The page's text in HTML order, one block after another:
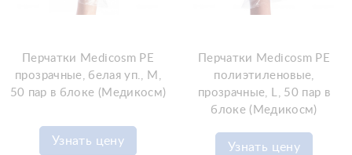
Перчатки Medicosm PE
прозрачные, белая уп., M,
50 пар в блоке (Медикосм)
Узнать цену
Перчатки Medicosm PE
полиэтиленовые,
прозрачные, L, 50 пар в
блоке (Медикосм)
Узнать цену